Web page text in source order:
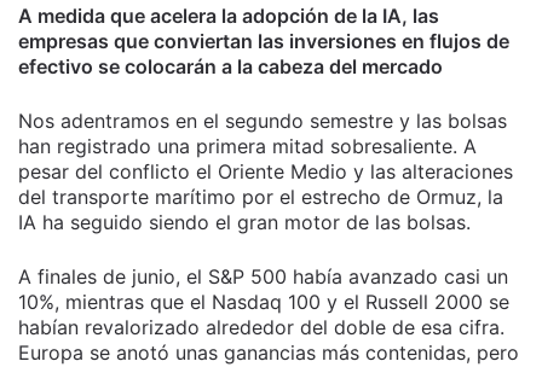
A medida que acelera la adopción de la IA, las
empresas que conviertan las inversiones en flujos de
efectivo se colocarán a la cabeza del mercado
Nos adentramos en el segundo semestre y las bolsas
han registrado una primera mitad sobresaliente. A
pesar del conflicto el Oriente Medio y las alteraciones
del transporte marítimo por el estrecho de Ormuz, la
IA ha seguido siendo el gran motor de las bolsas.
A finales de junio, el S&P 500 había avanzado casi un
10%, mientras que el Nasdaq 100 y el Russell 2000 se
habían revalorizado alrededor del doble de esa cifra.
Europa se anotó unas ganancias más contenidas, pero